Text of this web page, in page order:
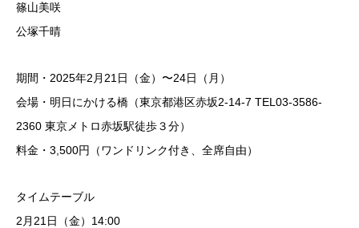
篠山美咲
公塚千晴
期間・2025年2月21日（金）〜24日（月）
会場・明日にかける橋（東京都港区赤坂2-14-7 TEL03-3586-
2360 東京メトロ赤坂駅徒歩３分）
料金・3,500円（ワンドリンク付き、全席自由）
タイムテーブル
2月21日（金）14:00